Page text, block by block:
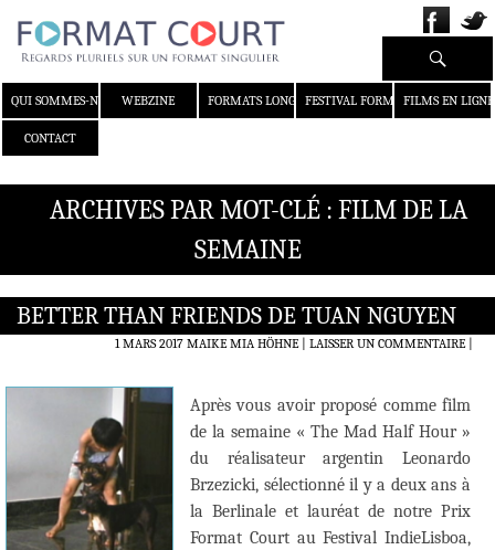
QUI SOMMES-NOUS ?WEBZINE FORMATS LONGS FESTIVAL FORMAT COURT
FILMS EN LIGNE
CONTACT
Recherche
ARCHIVES PAR MOT-CLÉ : FILM DE LA
SEMAINE
​BETTER THAN FRIENDS DE TUAN NGUYEN
1 MARS 2017 MAIKE MIA HÖHNE LAISSER UN COMMENTAIRE|
Après vous avoir proposé comme film
de la semaine « The Mad Half Hour »
du réalisateur argentin Leonardo
Brzezicki, sélectionné il y a deux ans à
la Berlinale et lauréat de notre Prix
Format Court au Festival IndieLisboa,